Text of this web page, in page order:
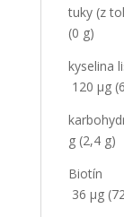
tuky (z
(0 g)
120 µg
g (2,4 g)
36 µg